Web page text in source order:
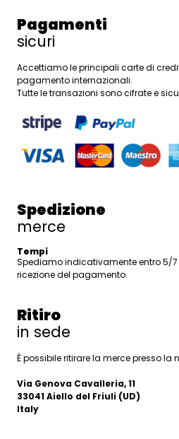
Pagamenti
sicuri
Accettiamo le principali carte di
pagamento internazionali.
Tutte le transazioni sono cifrate e
Spedizione
merce
Tempi
Spediamo indicativamente entro 5/
ricezione del pagamento.
Ritiro
in sede
È possibile ritirare la merce presso la
Via Genova Cavalleria, 11
33041 Aiello del Friuli (UD)
Italy